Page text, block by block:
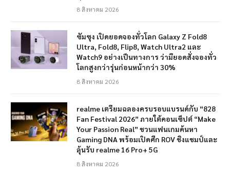
8 สิงหาคม 2026
ซัมซุง เปิดยอดจองทั่วโลก Galaxy Z Fold8
Ultra, Fold8, Flip8, Watch Ultra2 และ
Watch9 อย่างเป็นทางการ ว่ามียอดสั่งจองทั่ว
โลกสูงกว่ารุ่นก่อนหน้ากว่า 30%
8 สิงหาคม 2026
realme เตรียมฉลองครบรอบแบรนด์กับ “828
Fan Festival 2026” ภายใต้คอนเซ็ปต์ “Make
Your Passion Real” ชวนแฟนเกมค้นหา
Gaming DNA พร้อมเปิดศึก ROV ชิงแชมป์และ
ลุ้นรับ realme 16 Pro+ 5G
8 สิงหาคม 2026